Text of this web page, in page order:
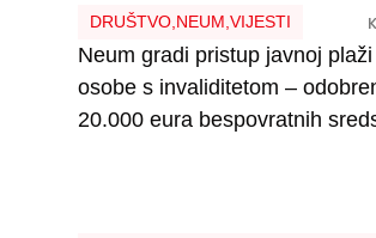
DRUŠTVO, NEUM VIJESTI
Neum gradi pristup javnoj
osobe s invaliditetom –
20.000 eura bespovratnih